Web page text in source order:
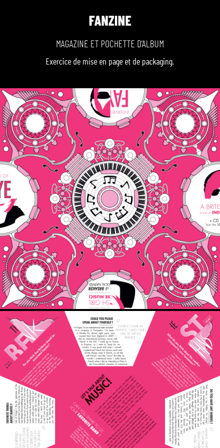
FANZINE
MAGAZINE ET POCHETTE D'ALBUM
Exercice de mise en page et de packaging.